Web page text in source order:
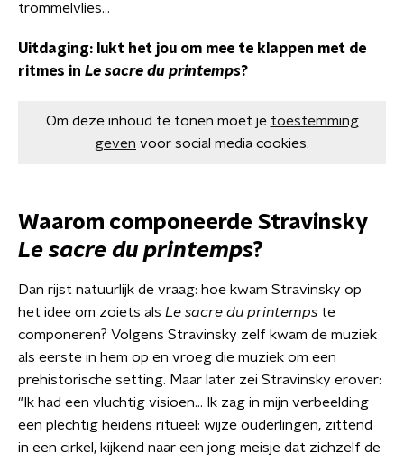
trommelvlies...
Uitdaging: lukt het jou om mee te klappen met de
ritmes in Le sacre du printemps?
Om deze inhoud te tonen moet je toestemming
geven voor social media cookies.
Waarom componeerde Stravinsky
Le sacre du printemps?
Dan rijst natuurlijk de vraag: hoe kwam Stravinsky op
het idee om zoiets als Le sacre du printemps te
componeren? Volgens Stravinsky zelf kwam de muziek
als eerste in hem op en vroeg die muziek om een
prehistorische setting. Maar later zei Stravinsky erover:
"Ik had een vluchtig visioen... Ik zag in mijn verbeelding
een plechtig heidens ritueel: wijze ouderlingen, zittend
in een cirkel, kijkend naar een jong meisje dat zichzelf de